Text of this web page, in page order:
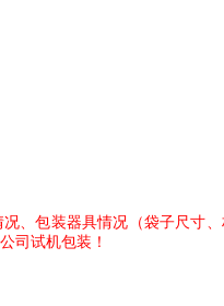
、包装器具情况（袋子尺寸
司试机包装！